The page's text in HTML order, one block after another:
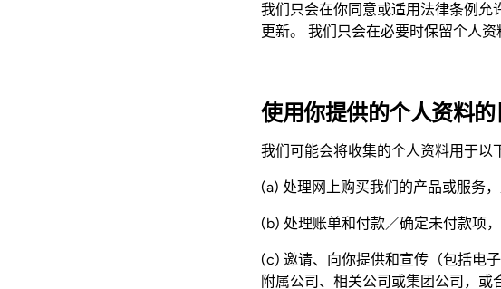
我们只会在你同意或适用法律条例
更新。 我们只会在必要时保留个人
使用你提供的个人资料的
我们可能会将收集的个人资料用于以
(a) 处理网上购买我们的产品或服务
(b) 处理账单和付款／确定未付款项
(c) 邀请、向你提供和宣传（包括电
附属公司、相关公司或集团公司，